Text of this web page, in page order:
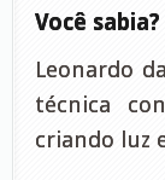
Você sabia?
Leonardo
técnica
criando luz